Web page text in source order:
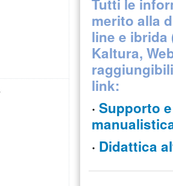
Tutti le
merito alla
line e ibrida
Kaltura,
link:
·Supporto e
· Didattica
7 febbraioevento, sabato 8 febbraio